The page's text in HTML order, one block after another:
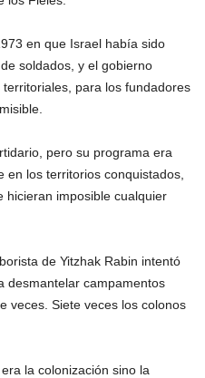
en que Israel había sido
soldados, y el gobierno
para los fundadores
pero su programa era
los territorios conquistados,
hicieran imposible cualquier
de Yitzhak Rabin intentó
desmantelar campamentos
veces. Siete veces los colonos
la colonización sino la